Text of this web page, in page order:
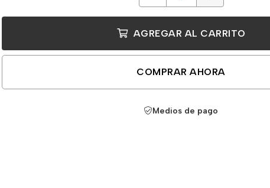
AGREGAR AL CARRITO
COMPRAR AHORA
Medios de pago